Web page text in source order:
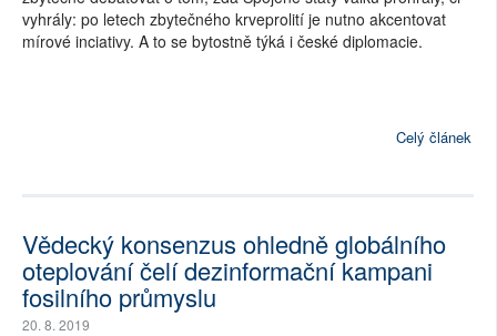
vyhrály: po letech zbytečného krveprolití je nutno akcentovat
mírové inciativy. A to se bytostně týká i české diplomacie.
Celý článek
Vědecký konsenzus ohledně globálního
oteplování čelí dezinformační kampani
fosilního průmyslu
20. 8. 2019